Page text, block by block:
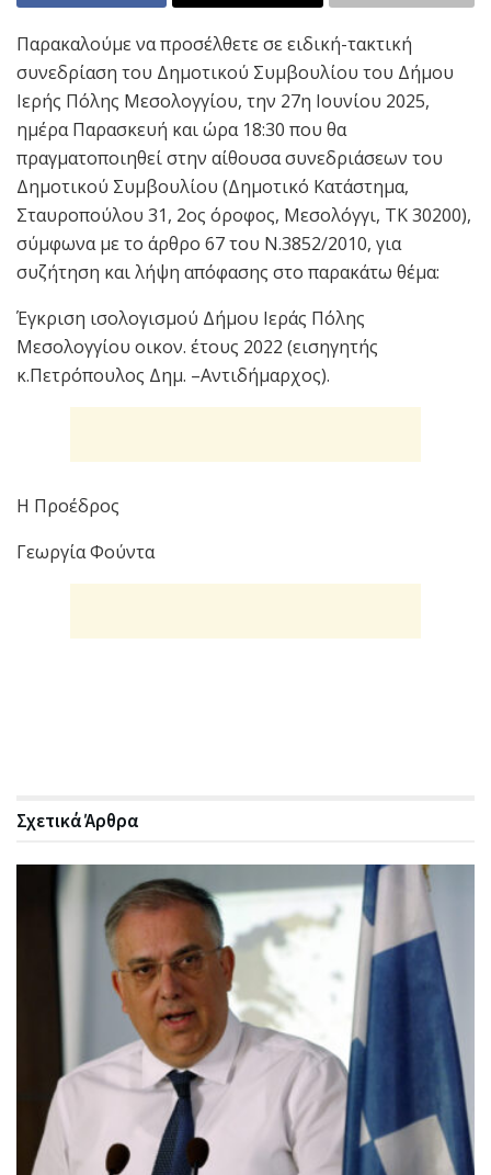
Παρακαλούμε να προσέλθετε σε ειδική-τακτική
συνεδρίαση του Δημοτικού Συμβουλίου του Δήμου
Ιερής Πόλης Μεσολογγίου, την 27η Ιουνίου 2025,
ημέρα Παρασκευή και ώρα 18:30 που θα
πραγματοποιηθεί στην αίθουσα συνεδριάσεων του
Δημοτικού Συμβουλίου (Δημοτικό Κατάστημα,
Σταυροπούλου 31, 2ος όροφος, Μεσολόγγι, ΤΚ 30200),
σύμφωνα με το άρθρο 67 του Ν.3852/2010, για
συζήτηση και λήψη απόφασης στο παρακάτω θέμα:
Έγκριση ισολογισμού Δήμου Ιεράς Πόλης
Μεσολογγίου οικον. έτους 2022 (εισηγητής
κ.Πετρόπουλος Δημ. –Αντιδήμαρχος).
Η Προέδρος
Γεωργία Φούντα
ΣχετικάΆρθρα